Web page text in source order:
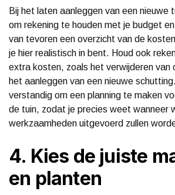
Bij het laten aanleggen van een nieuwe
om rekening te houden met je budget
van tevoren een overzicht van de
je hier realistisch in bent. Houd ook
extra kosten, zoals het verwijderen van
het aanleggen van een nieuwe
verstandig om een planning te maken
de tuin, zodat je precies weet wanneer
werkzaamheden uitgevoerd zullen
4. Kies de juiste
en planten